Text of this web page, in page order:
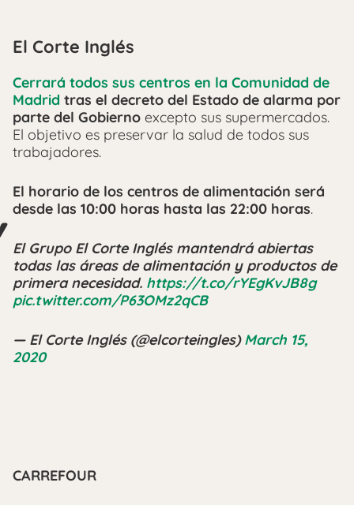
El Corte Inglés
Cerrará todos sus centros en la Comunidad de
Madrid tras el decreto del Estado de alarma por
parte del Gobierno excepto sus supermercados.
El objetivo es preservar la salud de todos sus
trabajadores.
El horario de los centros de alimentación será
desde las 10:00 horas hasta las 22:00 horas.
El Grupo El Corte Inglés mantendrá abiertas
todas las áreas de alimentación y productos de
primera necesidad. https://t.co/rYEgKvJB8g
pic.twitter.com/P63OMz2qCB
— El Corte Inglés (@elcorteingles)March 15,
2020
CARREFOUR